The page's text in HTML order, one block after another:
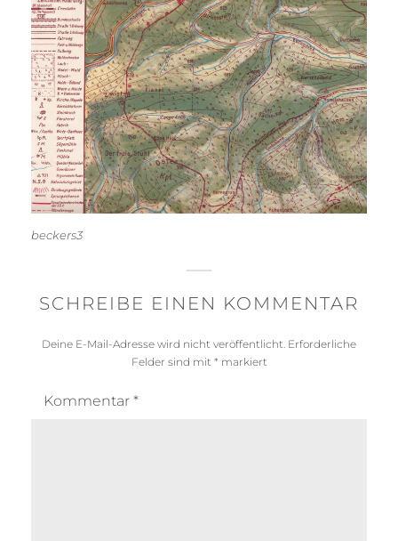
beckers3
SCHREIBE EINEN KOMMENTAR
Deine E-Mail-Adresse wird nicht veröffentlicht. Erforderliche
Felder sind mit * markiert
Kommentar *